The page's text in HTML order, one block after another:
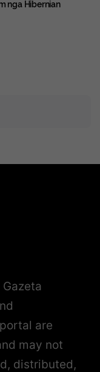
nga Hibernian
are
may not
distributed,